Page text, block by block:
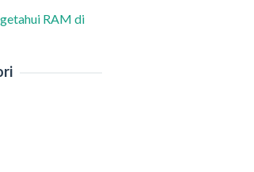
RAM di